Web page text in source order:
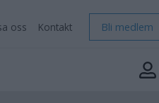
oss Kontakt Bli medlem